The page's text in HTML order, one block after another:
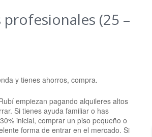
profesionales (25 –
y tienes ahorros, compra.
empiezan pagando alquileres altos
Si tienes ayuda familiar o has
inicial, comprar un piso pequeño o
forma de entrar en el mercado. Si